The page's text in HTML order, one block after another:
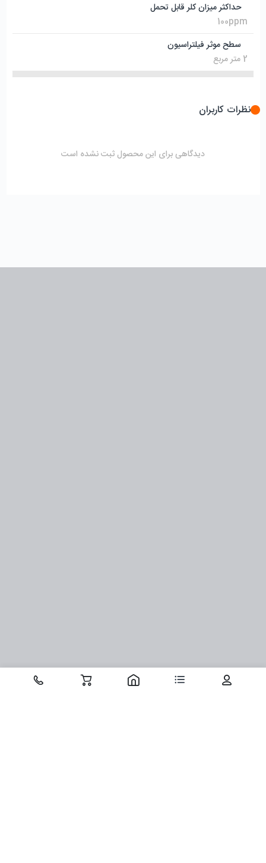
حداکثر میزان کلر قابل تحمل
100ppm
سطح موثر فیلتراسیون
2 متر مربع
نظرات کاربران
دیدگاهی برای این محصول ثبت نشده است